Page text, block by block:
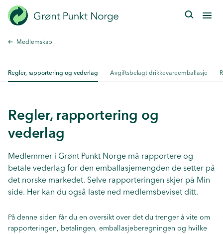
Hopp
til
Medlemskap
Regler, rapportering og vederlag Avgiftsbelagt drikkevareemballasje
Regler, rapportering og
vederlag
Medlemmer i Grønt Punkt Norge må rapportere og
betale vederlag for den emballasjemengden de setter på
det norske markedet. Selve rapporteringen skjer på Min
side. Her kan du også laste ned medlemsbeviset ditt.
På denne siden får du en oversikt over det du trenger å vite om
rapporteringen, betalingen, emballasjeberegningen og hvilke